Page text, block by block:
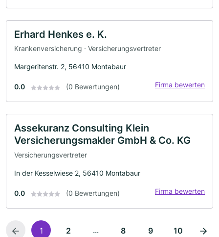
Erhard Henkes e. K.
Krankenversicherung · Versicherungsvertreter
Margeritenstr. 2, 56410 Montabaur
0.0 (0 Bewertungen) Firma bewerten
Assekuranz Consulting Klein
Versicherungsmakler GmbH & Co. KG
Versicherungsvertreter
In der Kesselwiese 2, 56410 Montabaur
0.0 (0 Bewertungen) Firma bewerten
1 2 ... 8 9 10